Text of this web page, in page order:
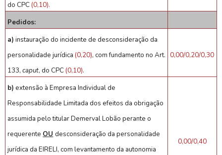
do CPC(0,10).
Pedidos:
a) instauração do incidente de desconsideração da
personalidade jurídica(0,20), com fundamento no Art.
133,caput, do CPC(0,10).
0,00/0,20/0,30
b) extensão à Empresa Individual de
Responsabilidade Limitada dos efeitos da obrigação
assumida pelo titular Demerval Lobão perante o
requerente OU desconsideração da personalidade
jurídica da EIRELI, com levantamento da autonomia
0,00/0,40